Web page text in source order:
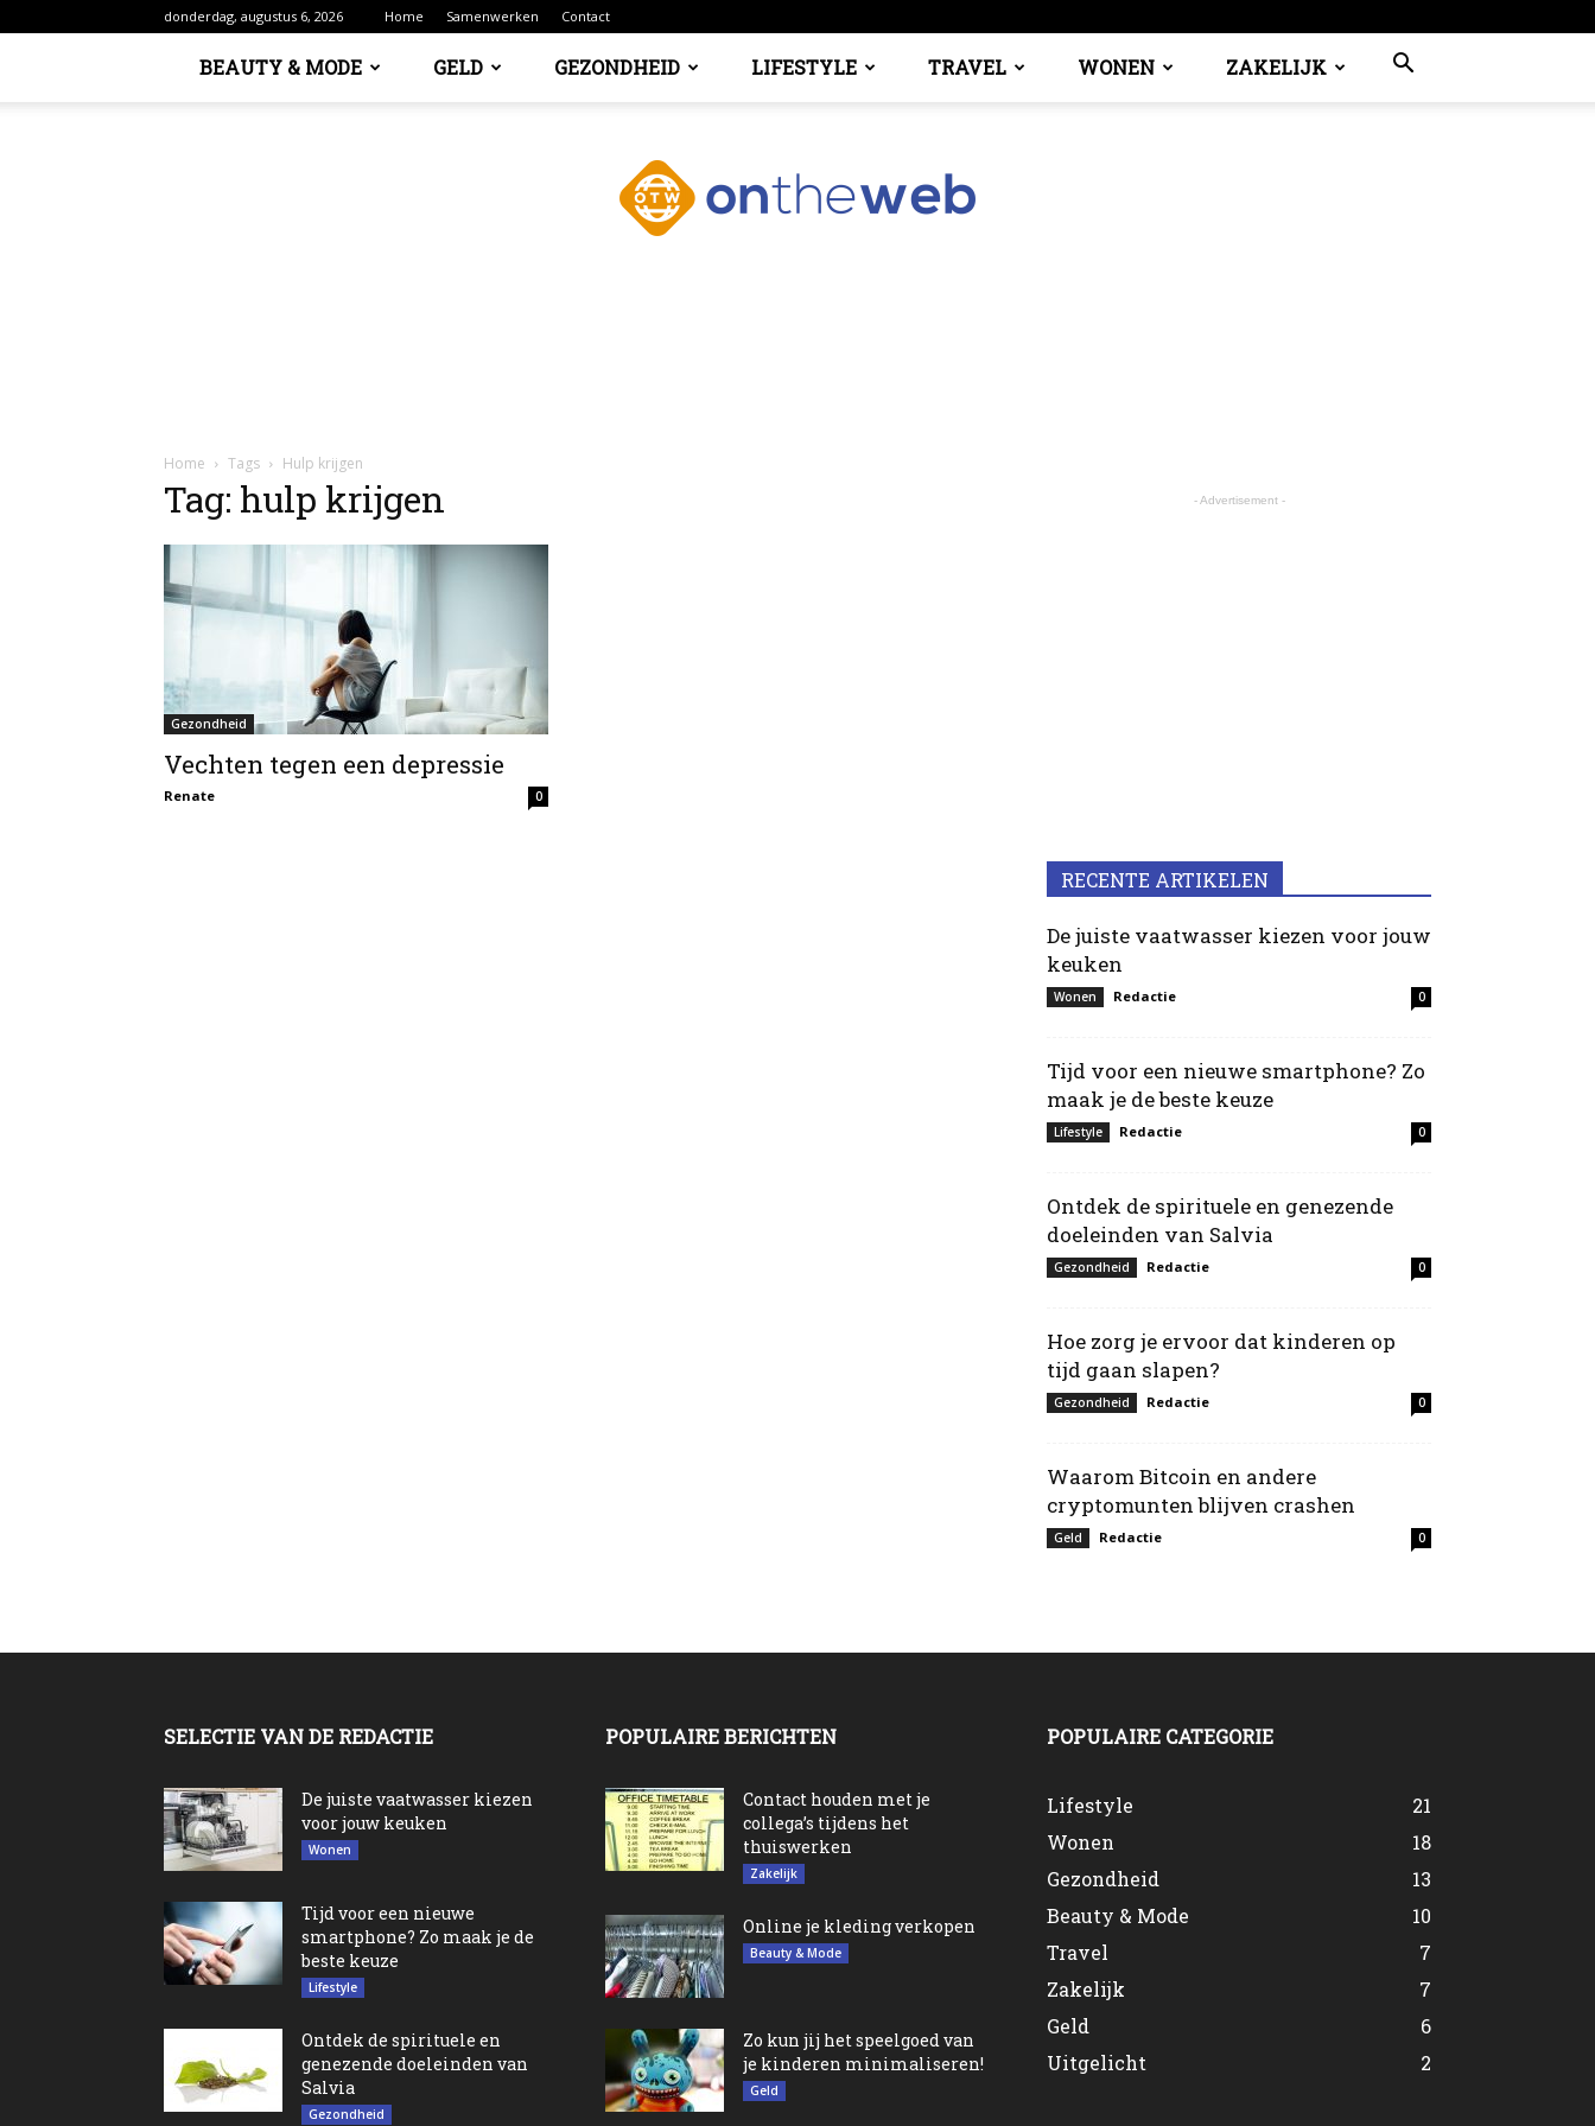
donderdag, augustus 6, 2026 Home Samenwerken Contact
BEAUTY & MODE GELD GEZONDHEID LIFESTYLE TRAVEL WONEN ZAKELIJK
Home Tags Hulp krijgen
Tag: hulp krijgen
Gezondheid
Vechten tegen een depressie
Renate 0
- Advertisement -
RECENTE ARTIKELEN
De juiste vaatwasser kiezen voor jouw
keuken
Wonen Redactie 0
Tijd voor een nieuwe smartphone? Zo
maak je de beste keuze
Lifestyle Redactie 0
Ontdek de spirituele en genezende
doeleinden van Salvia
Gezondheid Redactie 0
Hoe zorg je ervoor dat kinderen op
tijd gaan slapen?
Gezondheid Redactie 0
Waarom Bitcoin en andere
cryptomunten blijven crashen
Geld Redactie 0
SELECTIE VAN DE REDACTIE
De juiste vaatwasser kiezen
voor jouw keuken
Wonen
Tijd voor een nieuwe
smartphone? Zo maak je de
beste keuze
Lifestyle
Ontdek de spirituele en
genezende doeleinden van
Salvia
Gezondheid
POPULAIRE BERICHTEN
Contact houden met je
collega’s tijdens het
thuiswerken
Zakelijk
Online je kleding verkopen
Beauty & Mode
Zo kun jij het speelgoed van
je kinderen minimaliseren!
Geld
POPULAIRE CATEGORIE
Lifestyle
21
Wonen
18
Gezondheid
13
Beauty & Mode
10
Travel
7
Zakelijk
7
Geld
6
Uitgelicht
2